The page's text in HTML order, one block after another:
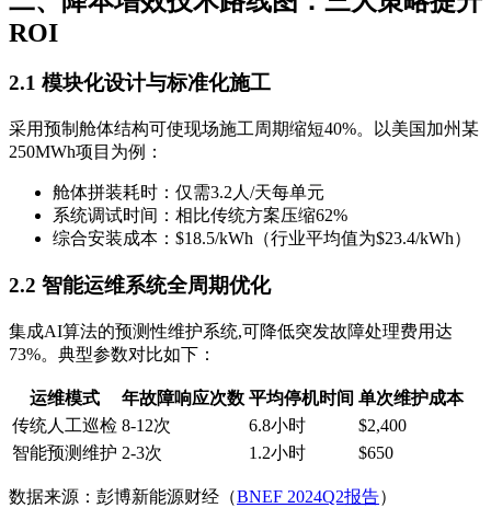
ROI
2.1 模块化设计与标准化施工
采用预制舱体结构可使现场施工周期缩短40%。以美国加州某
250MWh项目为例：
舱体拼装耗时：仅需3.2人/天每单元
系统调试时间：相比传统方案压缩62%
综合安装成本：$18.5/kWh（行业平均值为$23.4/kWh）
2.2 智能运维系统全周期优化
集成AI算法的预测性维护系统,可降低突发故障处理费用达
73%。典型参数对比如下：
运维模式 年故障响应次数 平均停机时间 单次维护成本
传统人工巡检 8-12次 6.8小时
$2,400
智能预测维护 2-3次 1.2小时 $650
数据来源：彭博新能源财经（BNEF 2024Q2报告）